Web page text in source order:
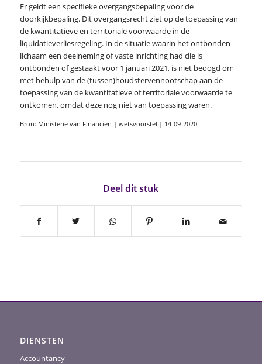
Er geldt een specifieke overgangsbepaling voor de
doorkijkbepaling. Dit overgangsrecht ziet op de toepassing van
de kwantitatieve en territoriale voorwaarde in de
liquidatieverliesregeling. In de situatie waarin het ontbonden
lichaam een deelneming of vaste inrichting had die is
ontbonden of gestaakt voor 1 januari 2021, is niet beoogd om
met behulp van de (tussen)houdstervennootschap aan de
toepassing van de kwantitatieve of territoriale voorwaarde te
ontkomen, omdat deze nog niet van toepassing waren.
Bron: Ministerie van Financiën | wetsvoorstel | 14-09-2020
Deel dit stuk
DIENSTEN
Accountancy